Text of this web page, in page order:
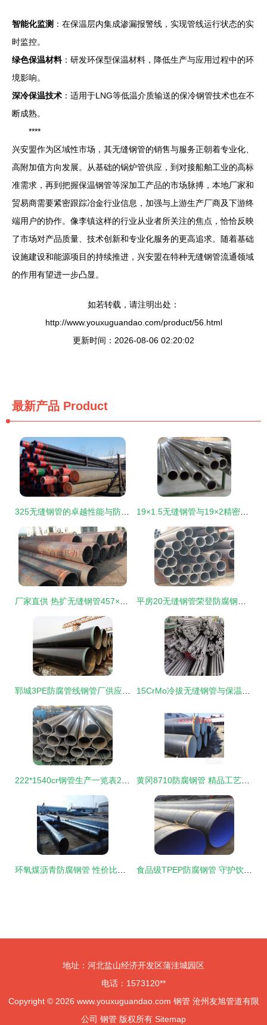
智能化监测 ：在保温层内集成渗漏报警线，实现管线运行状态的实
时监控。
绿色保温材料：研发环保型保温材料，降低生产与应用过程中的环
境影响。
深冷保温技术 ：适用于LNG等低温介质输送的保冷钢管技术也在不
断成熟。
****
兴安盟作为区域性市场，其无缝钢管的销售与服务正朝着专业化、
高附加值方向发展。从基础的锅炉管供应，到对接船舶工业的高标
准需求，再到把握保温钢管等深加工产品的市场脉搏，本地厂家和
贸易商需要紧密跟踪冶金行业信息，加强与上游生产厂商及下游终
端用户的协作。像李镇这样的行业从业者所关注的焦点，恰恰反映
了市场对产品质量、技术创新和专业化服务的更高追求。随着基础
设施建设和能源项目的持续推进，兴安盟在特种无缝钢管流通领域
的作用有望进一步凸显。
如若转载，请注明出处：
http://www.youxuguandao.com/product/56.html
更新时间：2026-08-06 02:20:02
最新产品 Product
地址：河北盐山经济开发区蒲洼城园区
电话：1573120**
Copyright © 2026 www.youxuguandao.com 钢管 沧州友旭管道有限
公司 钢管 版权所有 Sitemap